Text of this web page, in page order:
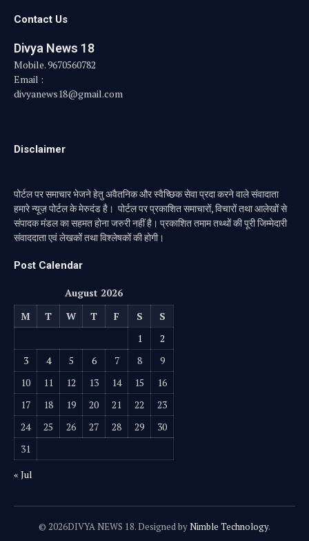
Contact Us
Divya News 18
Mobile. 9670560782
Email :
divyanews18@gmail.com
Disclaimer
पोर्टल पर समाचार भेजने हेतु अवैतनिक और स्वैच्छिक सेवा प्रदा करने वाले संवादाता
हमारे न्यूज़ पोर्टल के मेरुदंड है। पोर्टल पर प्रकाशित समाचारों, विचारों तथा आलेखों से
संपादक मंडल का सहमत होना जरुरी नहीं है। प्रकाशित तमाम तथ्थों की पूरी जिम्मेदारी
संवाददाता एवं लेखकों तथा विश्लेषकों की होगी।
Post Calendar
August 2026
M
T W T F S
S
1
2
3
4 5 6 7 8
9
10
11 12 13 14 15
16
17
18 19 20 21 22
23
24
25 26 27 28 29
30
31
« Jul
© 2026DIVYA NEWS 18. Designed byNimble Technology.